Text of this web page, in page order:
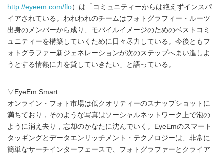
http://eyeem.com/flo）は「コミュニティーからは絶えずインスパ
イアされている。われわれのチームはフォトグラフィー・ルーツ
出身のメンバーから成り、モバイルイメージのためのベストコミ
ュニティーを構築していくために日々尽力している。今後ともフ
ォトグラファー新ジェネレーションが次のステップへまい進しよ
うとする情熱に力を貸していきたい」と語っている。
▽EyeEm Smart
オンライン・フォト市場は低クオリティーのスナップショットに
満ちており，そのような写真はソーシャルネットワーク上で泡の
ように消え去り，忘却のかなたに沈んでいく。EyeEmのスマート
タッギングとデータエンリッチメント・テクノロジーは、非常に
簡単なサーチインターフェースで、フォトグラファーとクライア